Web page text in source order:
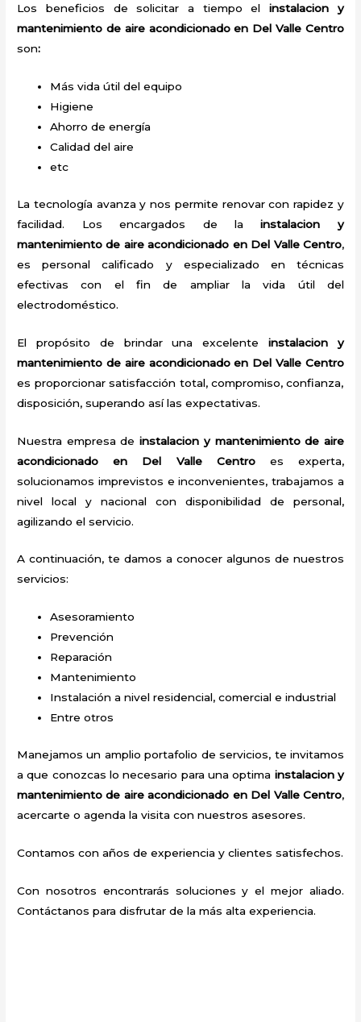
Los beneficios de solicitar a tiempo elinstalacion y
mantenimiento de aire acondicionado en Del Valle Centro
son:
Más vida útil del equipo
Higiene
Ahorro de energía
Calidad del aire
etc
La tecnología avanza y nos permite renovar con rapidez y
facilidad. Los encargados de lainstalacion y
mantenimiento de aire acondicionado en Del Valle Centro,
es personal calificado y especializado en técnicas
efectivas con el fin de ampliar la vida útil del
electrodoméstico.
El propósito de brindar una excelenteinstalacion y
mantenimiento de aire acondicionado en Del Valle Centro
es proporcionar satisfacción total, compromiso, confianza,
disposición, superando así las expectativas.
Nuestra empresa deinstalacion y mantenimiento de aire
acondicionado en Del Valle Centroes experta,
solucionamos imprevistos e inconvenientes, trabajamos a
nivel local y nacional con disponibilidad de personal,
agilizando el servicio.
A continuación, te damos a conocer algunos de nuestros
servicios:
Asesoramiento
Prevención
Reparación
Mantenimiento
Instalación a nivel residencial, comercial e industrial
Entre otros
Manejamos un amplio portafolio de servicios, te invitamos
a que conozcas lo necesario para una optima instalacion y
mantenimiento de aire acondicionado en Del Valle Centro,
acercarte o agenda la visita con nuestros asesores.
Contamos con años de experiencia y clientes satisfechos.
Con nosotros encontrarás soluciones y el mejor aliado.
Contáctanos para disfrutar de la más alta experiencia.